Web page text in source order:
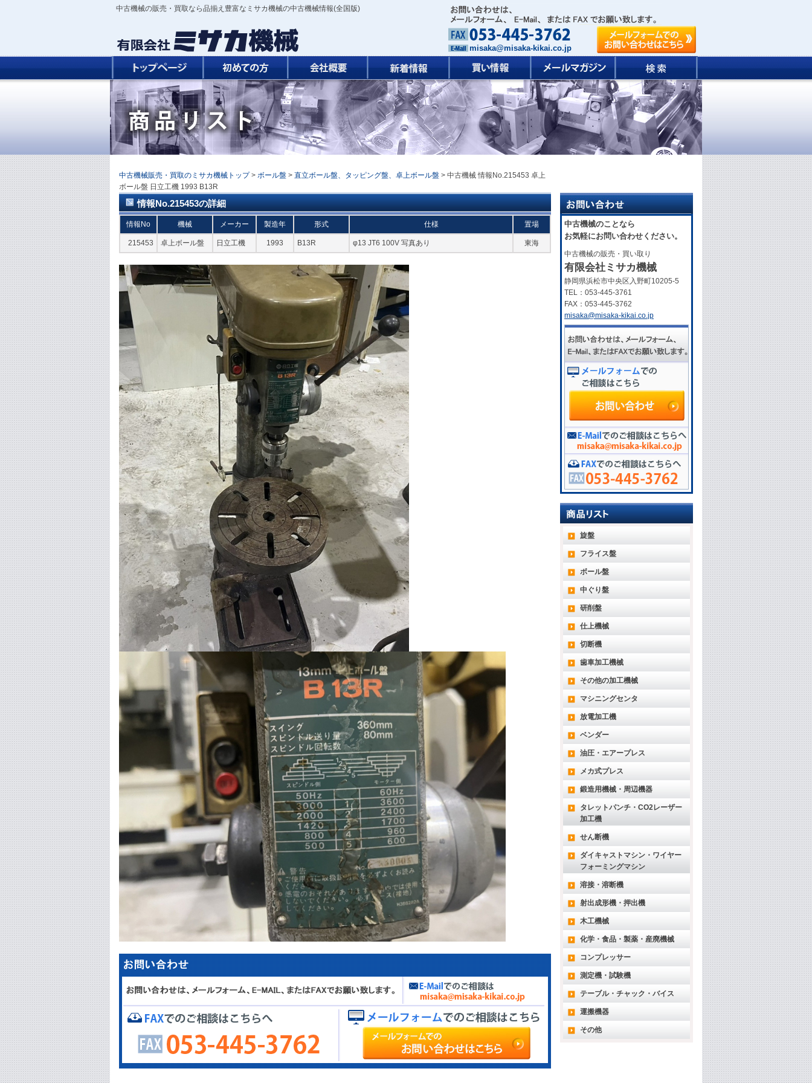
中古機械の販売・買取なら品揃え豊富なミサカ機械の中古機械情報(全国版)
misaka@misaka-kikai.co.jp
中古機械販売・買取のミサカ機械トップ > ボール盤 > 直立ボール盤、タッピング盤、卓上ボール盤 > 中古機械 情報No.215453 卓上
ボール盤 日立工機 1993 B13R
情報No.215453の詳細
情報No 機械 メーカー 製造年 形式 仕様 置場
215453 卓上ボール盤 日立工機 1993 B13R φ13 JT6 100V 写真あり 東海
中古機械のことなら
お気軽にお問い合わせください。
中古機械の販売・買い取り
有限会社ミサカ機械
静岡県浜松市中央区入野町10205-5
TEL：053-445-3761
FAX：053-445-3762
misaka@misaka-kikai.co.jp
旋盤
フライス盤
ボール盤
中ぐり盤
研削盤
仕上機械
切断機
歯車加工機械
その他の加工機械
マシニングセンタ
放電加工機
ベンダー
油圧・エアープレス
メカ式プレス
鍛造用機械・周辺機器
タレットパンチ・CO2レーザー
加工機
せん断機
ダイキャストマシン・ワイヤー
フォーミングマシン
溶接・溶断機
射出成形機・押出機
木工機械
化学・食品・製薬・産廃機械
コンプレッサー
測定機・試験機
テーブル・チャック・バイス
運搬機器
その他